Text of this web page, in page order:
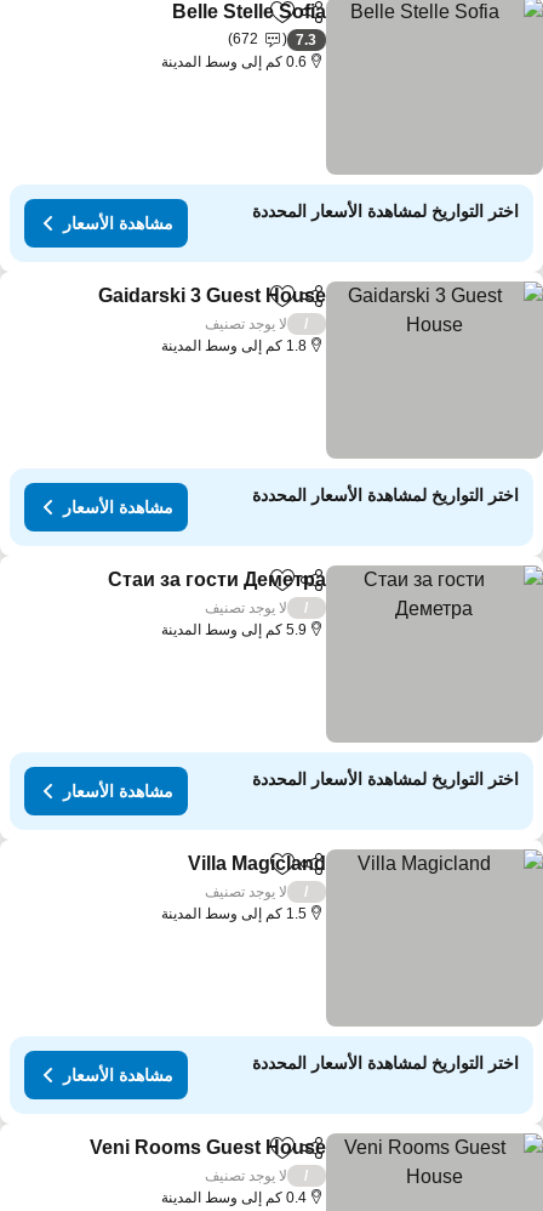
مشاركةAdd to favorites
Belle Stelle Sofia
7.3
672
0.6 كم إلى وسط المدينة
اختر التواريخ لمشاهدة الأسعار المحددة
مشاهدة الأسعار
مشاركةAdd to favorites
Gaidarski 3 Guest House
لا يوجد تصنيف
1.8 كم إلى وسط المدينة
اختر التواريخ لمشاهدة الأسعار المحددة
مشاهدة الأسعار
مشاركةAdd to favorites
Стаи за гости Деметра
لا يوجد تصنيف
5.9 كم إلى وسط المدينة
اختر التواريخ لمشاهدة الأسعار المحددة
مشاهدة الأسعار
مشاركةAdd to favorites
Villa Magicland
لا يوجد تصنيف
1.5 كم إلى وسط المدينة
اختر التواريخ لمشاهدة الأسعار المحددة
مشاهدة الأسعار
مشاركةAdd to favorites
Veni Rooms Guest House
لا يوجد تصنيف
0.4 كم إلى وسط المدينة